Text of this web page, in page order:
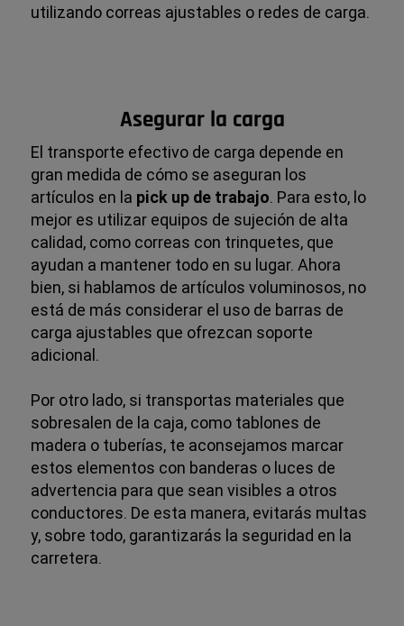
utilizando correas ajustables o redes de carga.
Asegurar la carga
El transporte efectivo de carga depende en
gran medida de cómo se aseguran los
artículos en la pick up de trabajo. Para esto, lo
mejor es utilizar equipos de sujeción de alta
calidad, como correas con trinquetes, que
ayudan a mantener todo en su lugar. Ahora
bien, si hablamos de artículos voluminosos, no
está de más considerar el uso de barras de
carga ajustables que ofrezcan soporte
adicional.
Por otro lado, si transportas materiales que
sobresalen de la caja, como tablones de
madera o tuberías, te aconsejamos marcar
estos elementos con banderas o luces de
advertencia para que sean visibles a otros
conductores. De esta manera, evitarás multas
y, sobre todo, garantizarás la seguridad en la
carretera.